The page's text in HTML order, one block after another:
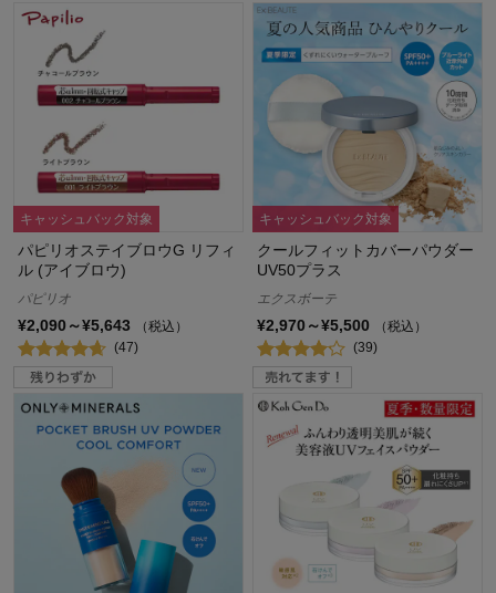
キャッシュバック対象
パピリオステイブロウG リフィ
ル (アイブロウ)
パピリオ
¥2,090～¥5,643
（税込）
(47)
キャッシュバック対象
クールフィットカバーパウダー
UV50プラス
エクスボーテ
¥2,970～¥5,500
（税込）
(39)